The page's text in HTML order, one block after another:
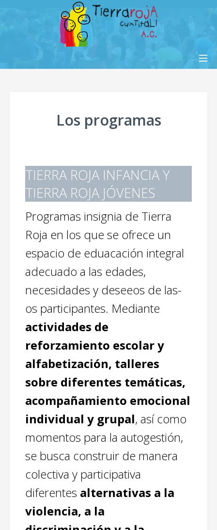
¿QUIÉNES SOMOS?
CONTACTO
ENGLISH
BLOG
Los programas
TIERRA ROJA INFANCIA Y
TIERRA ROJA JÓVENES
Programas insignia de Tierra
Roja en los que se ofrece un
espacio de eduacación integral
adecuado a las edades,
necesidades y deseeos de las-
os participantes. Mediante
actividades de
reforzamiento escolar y
alfabetización, talleres
sobre diferentes temáticas,
acompañamiento emocional
individual y grupal, así como
momentos para la autogestión,
se busca construir de manera
colectiva y participativa
diferentes alternativas a la
violencia, a la